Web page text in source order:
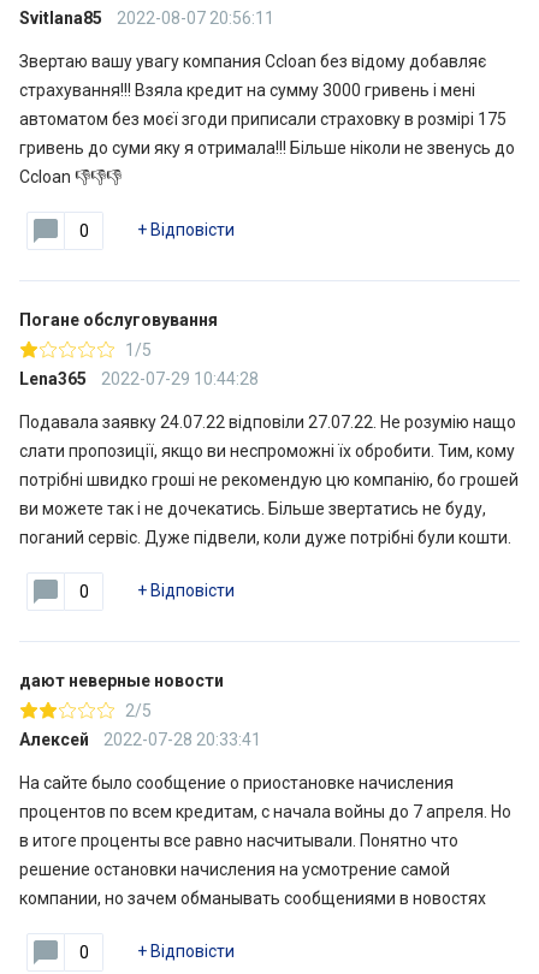
Svitlana85
2022-08-07 20:56:11
Звертаю вашу увагу компания Ccloan без відому добавляє
страхування!!! Взяла кредит на сумму 3000 гривень і мені
автоматом без моєї згоди приписали страховку в розмірі 175
гривень до суми яку я отримала!!! Більше ніколи не звенусь до
Ccloan 👎👎👎
0 + Відповісти
Погане обслуговування
1/5
Lena365
2022-07-29 10:44:28
Подавала заявку 24.07.22 відповіли 27.07.22. Не розумію нащо
слати пропозиції, якщо ви неспроможні їх обробити. Тим, кому
потрібні швидко гроші не рекомендую цю компанію, бо грошей
ви можете так і не дочекатись. Більше звертатись не буду,
поганий сервіс. Дуже підвели, коли дуже потрібні були кошти.
0 + Відповісти
дают неверные новости
2/5
Алексей
2022-07-28 20:33:41
На сайте было сообщение о приостановке начисления
процентов по всем кредитам, с начала войны до 7 апреля. Но
в итоге проценты все равно насчитывали. Понятно что
решение остановки начисления на усмотрение самой
компании, но зачем обманывать сообщениями в новостях
0 + Відповісти